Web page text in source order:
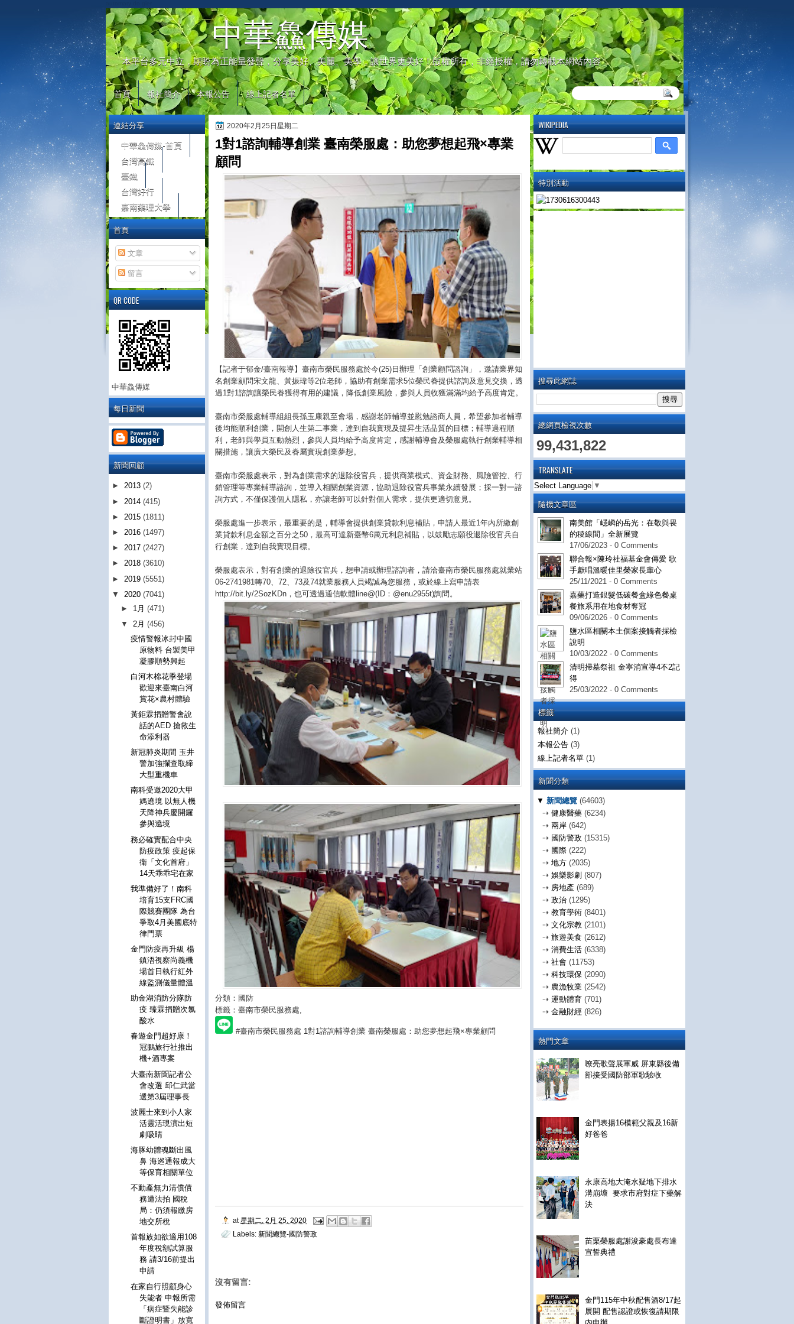
中華鱻傳媒
本平台多元中立，期盼為正能量發聲，分享美好、美麗、美學，讓世界更美好！版權所有，非經授權，請勿轉載本網站內容
首頁 報社簡介 本報公告 線上記者名單
WIKIPEDIA
特別活動
搜尋此網誌
總網頁檢視次數
99,431,822
TRANSLATE
Select Language ▼
隨機文章區
南美館「嶾嶙的岳光：在敬與畏
的稜線間」全新展覽
17/06/2023 - 0 Comments
聯合報×陳玲社福基金會傳愛 歌
手獻唱溫暖佳里榮家長輩心
25/11/2021 - 0 Comments
嘉藥打造銀髮低碳餐盒綠色餐桌
餐旅系用在地食材奪冠
09/06/2026 - 0 Comments
鹽水區相關本土個案接觸者採檢
說明
10/03/2022 - 0 Comments
清明掃墓祭祖 金寧消宣導4不2記
得
25/03/2022 - 0 Comments
標籤
報社簡介 (1)
本報公告 (3)
線上記者名單 (1)
新聞分類
▼ 新聞總覽 (64603)
⇢ 健康醫藥 (6234)
⇢ 兩岸 (642)
⇢ 國防警政 (15315)
⇢ 國際 (222)
⇢ 地方 (2035)
⇢ 娛樂影劇 (807)
⇢ 房地產 (689)
⇢ 政治 (1295)
⇢ 教育學術 (8401)
⇢ 文化宗教 (2101)
⇢ 旅遊美食 (2612)
⇢ 消費生活 (6338)
⇢ 社會 (11753)
⇢ 科技環保 (2090)
⇢ 農漁牧業 (2542)
⇢ 運動體育 (701)
⇢ 金融財經 (826)
熱門文章
嘹亮歌聲展軍威 屏東縣後備
部接受國防部軍歌驗收
金門表揚16模範父親及16新
好爸爸
永康高地大淹水疑地下排水
溝崩壞 要求市府對症下藥解
決
苗栗榮服處謝浚豪處長布達
宣誓典禮
金門115年中秋配售酒8/17起
展開 配售認證或恢復請期限
2020年2月25日星期二
1對1諮詢輔導創業 臺南榮服處：助您夢想起飛×專業
顧問
【記者于郁金/臺南報導】臺南市榮民服務處於今(25)日辦理「創業顧問諮詢」，邀請業界知
名創業顧問宋文龍、黃振瑋等2位老師，協助有創業需求5位榮民眷提供諮詢及意見交換，透
過1對1諮詢讓榮民眷獲得有用的建議，降低創業風險，參與人員收獲滿滿均給予高度肯定。
臺南市榮服處輔導組組長孫玉康親至會場，感謝老師輔導並慰勉諮商人員，希望參加者輔導
後均能順利創業，開創人生第二事業，達到自我實現及提昇生活品質的目標；輔導過程順
利，老師與學員互動熱烈，參與人員均給予高度肯定，感謝輔導會及榮服處執行創業輔導相
關措施，讓廣大榮民及眷屬實現創業夢想。
臺南市榮服處表示，對為創業需求的退除役官兵，提供商業模式、資金財務、風險管控、行
銷管理等專業輔導諮詢，並導入相關創業資源，協助退除役官兵事業永續發展；採一對一諮
詢方式，不僅保護個人隱私，亦讓老師可以針對個人需求，提供更適切意見。
榮服處進一步表示，最重要的是，輔導會提供創業貸款利息補貼，申請人最近1年內所繳創
業貸款利息金額之百分之50，最高可達新臺幣6萬元利息補貼，以鼓勵志願役退除役官兵自
行創業，達到自我實現目標。
榮服處表示，對有創業的退除役官兵，想申請或辦理諮詢者，請洽臺南市榮民服務處就業站
06-2741981轉70、72、73及74就業服務人員竭誠為您服務，或於線上寫申請表
http://bit.ly/2SozKDn，也可透過通信軟體line@(ID：@enu2955t)詢問。
分類：國防
標籤：臺南市榮民服務處
#臺南市榮民服務處 1對1諮詢輔導創業 臺南榮服處：助您夢想起飛×專業顧問
at 星期二, 2月 25, 2020
Labels: 新聞總覽-國防警政
沒有留言:
發佈留言
連結分享
中華鱻傳媒-首頁
台灣高鐵
臺鐵
台灣好行
嘉南藥理大學
首頁
文章
留言
QR CODE
中華鱻傳媒
每日新聞
新聞回顧
► 2013 (2)
► 2014 (415)
► 2015 (1811)
► 2016 (1497)
► 2017 (2427)
► 2018 (3610)
► 2019 (5551)
▼ 2020 (7041)
► 1月(471)
▼2月(456)
疫情警報冰封中國
原物料 台製美甲
凝膠順勢興起
白河木棉花季登場
歡迎來臺南白河
賞花×農村體驗
黃鉅霖捐贈警會說
話的AED 搶救生
命添利器
新冠肺炎期間 玉井
警加強攔查取締
大型重機車
南科受邀2020大甲
媽遶境 以無人機
天降神兵慶開鑼
參與遶境
務必確實配合中央
防疫政策 疫起保
衛「文化首府」
14天乖乖宅在家
我準備好了！南科
培育15支FRC國
際競賽團隊 為台
爭取4月美國底特
律門票
金門防疫再升級 楊
鎮浯視察尚義機
場首日執行紅外
線監測儀量體溫
助金湖消防分隊防
疫 臻霖捐贈次氯
酸水
春遊金門超好康！
冠鵬旅行社推出
機+酒專案
大臺南新聞記者公
會改選 邱仁武當
選第3屆理事長
波麗士來到小人家
活靈活現演出短
劇吸睛
海豚幼體魂斷出風
鼻 海巡通報成大
等保育相關單位
不動產無力清償債
務遭法拍 國稅
局：仍須報繳房
地交所稅
首報族如欲適用108
年度稅額試算服
務 請3/16前提出
申請
在家自行照顧身心
失能者 申報所需
「病症暨失能診
斷證明書」放寬